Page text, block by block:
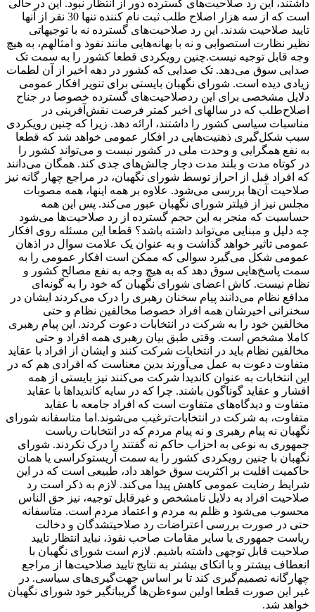
داشتند، این رد صلاحیت‌های گسترده دور از انتظار نبود. این در حالی
است که از سه هزار اصلاح طلب ثبت نام کننده تنها 30 نفر از آنها
تایید صلاحیت شدند. این رد صلاحیت‌های گسترده نه با توجیهاتی
نظیر نظارت استصوابی و نه با بهانه‌هایی مانند نفوذ و امثالهم، به هیچ
وجه قابل توجیه نیست.چنین رویکردی قطعا کشور را به سمت تک
صدایی سوق می‌دهد. تک صدایی که کشور در دهه اخیر از آن لطمات
زیادی دیده است. شورای نگهبان بایستی برای تنویر افکار عمومی
دلایل مشخصی برای این ردصلاحیت‌های گسترده خصوصا در جناح
اصلاح‌طلب که در سالهای اخیر کمتر فرصت نقش‌آفرینی در
مناسبات سیاسی کشور را داشتند، ارائه دهد. زیرا که چنین رویکردی
سبب شکل‌گیری ذهنیت‌هایی در افکار عمومی خواهد شد که قطعا
به نفع همگرایی و وحدت ملی در کشور نیست و می‌تواند کشور را
در کوتاه مدت و بلند مدت دچار چالش‌های جدی کند. همگان می‌دانند
که افراد قبل از احراز توسط شورای نگهبان، در مراجع چهار گانه نیز
صلاحیت آن‌‌‌‌‌‌‌‌ها بررسی می‌شود. علاوه بر همه اینها، همه مصوبات
مجلس نیز از فیلتر شورای نگهبان عبور می‌کند. پس این همه
حساسیت که منجر به این حجم گسترده از رد صلاحیت‌ها می‌شود
چه دلیل و مبنایی می‌تواند داشته باشد؟ قطعا این مسئله روی افکار
عمومی تاثیر خواهد گذاشت و به عنوان یک علامت سوال در اذهان
عمومی شکل می‌گیرد سوالی که ممکن است افکار عمومی را به
سمت پاسخ‌هایی سوق دهد که به هیچ وجه به نفع مصالح کشور و
نظام نیست. کاش اعضای شورای نگهبان که خود را به گونه‌ای
مدافع نظام می‌دانند پیام سخنان رهبری را درک می‌کردند ایشان در
سخنرانی اخیرشان همه افراد خصوصا مخالفین نظام و حتی
مخالفین خود را به شرکت در انتخابات دعوت کردند. این پیام رهبری
کاملا مشخص است. وقتی طبق بیان رهبری همه افراد و حتی
مخالفین نظام باید در انتخابات شرکت کنند و ایشان از افراد با عقاید
متفاوت دعوت به عمل می‌آورند بدین معناست که افرادی هم که در
این انتخابات به عنوان کاندیدا شرکت می‌کنند نیز بایستی از همه
اقشار و عقاید گوناگون باشند. چرا که در سایه کاندیداها با عقاید
متفاوت و دیدگاه‌های متفاوت است که افراد جامعه با عقاید
متفاوت، به شرکت در انتخابات‌ترغیب می‌شوند.اما متاسفانه شورای
نگهبان نه پیام رهبری و نه پیام مردم که در انتخابات ریاست
جمهوری به نوعی به احزاب حاکم نه گفتند را درک نکردند. شورای
نگهبان با چنین رویکردی کشور را به سمت آریستوکراسی یا همان
حاکمیت اقلیت بر اکثریت سوق خواهد داد، طبیعی است که در این
شرایط رضایت عمومی کاهش پیدا می‌کند. لازم به ذکر است رد
صلاحیت افراد به دلایل نامشخص و غیرقابل توجیه، نیز حق الناس
محسوب می‌شود و ظلم به مردم و اعتماد مردم است. متاسفانه
حتی در صورت بررسی اعتراضات رد صلاحیتشدگان و دخالت
ریاست جمهوری یا سایر مقامات صاحب نفوذ، نباید انتظار تایید
صلاحیت قابل توجهی داشته باشیم. لازم است شورای نگهبان با
انعطاف بیشتر و با اتکای بیشتر به نتایج تایید صلاحیت‌ها از مراجع
چهارگانه تصمیم‌گیری کند تا بر اساس جهت‌گیری‌های سیاسی. در
غیر این صورت قطعا اولین سوء‌ظن‌ها گریبانگیر خود شورای نگهبان
خواهد شد.